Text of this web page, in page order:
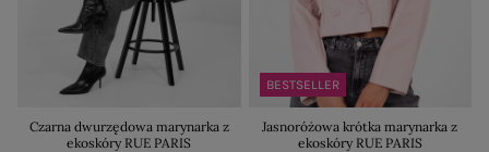
Czarna dwurzędowa marynarka z
ekoskóry RUE PARIS
BESTSELLER
Jasnoróżowa krótka marynarka z
ekoskóry RUE PARIS